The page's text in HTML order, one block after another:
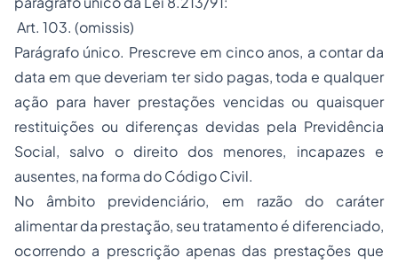
Art. 103. (omissis)
Parágrafo único. Prescreve em cinco anos, a contar da
data em que deveriam ter sido pagas, toda e qualquer
ação para haver prestações vencidas ou quaisquer
restituições ou diferenças devidas pela Previdência
Social, salvo o direito dos menores, incapazes e
ausentes, na forma do Código Civil.
No âmbito previdenciário, em razão do caráter
alimentar da prestação, seu tratamento é diferenciado,
ocorrendo a prescrição apenas das prestações que